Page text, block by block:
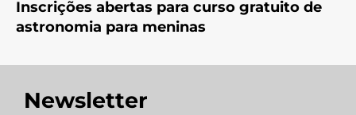
Inscrições abertas para curso gratuito de
astronomia para meninas
Newsletter